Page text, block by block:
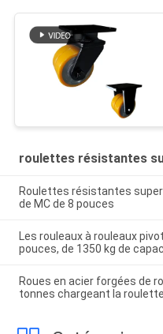
roulettes résistantes
Roulettes résistantes
de MC de 8 pouces
Les rouleaux à rouleaux
pouces, de 1350 kg de
Roues en acier forgées de
tonnes chargeant la